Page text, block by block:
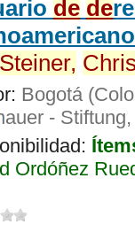
de de
Steiner,
Bogotá
-
Ordóñez